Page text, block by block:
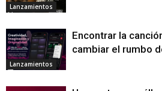
Lanzamientos
Lanzamientos
Encontrar la
cambiar el rumbo